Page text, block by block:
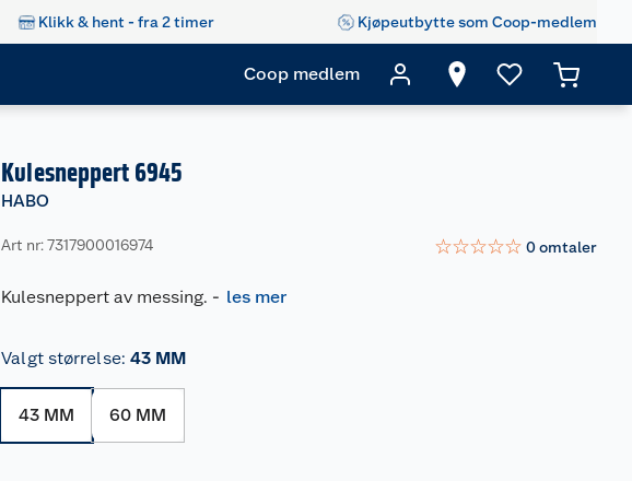
Klikk & hent - fra 2 timer Kjøpeutbytte som Coop-medlem
Coop medlem
Kulesneppert 6945
HABO
Art nr: 7317900016974 ☆☆☆☆☆ 0omtaler
Kulesneppert av messing. - les mer
Valgt størrelse: 43 MM
43 MM 60 MM